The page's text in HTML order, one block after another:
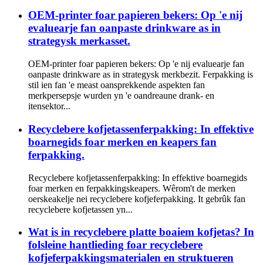
OEM-printer foar papieren bekers: Op 'e nij
evaluearje fan oanpaste drinkware as in
strategysk merkasset.
OEM-printer foar papieren bekers: Op 'e nij evaluearje fan
oanpaste drinkware as in strategysk merkbezit. Ferpakking is
stil ien fan 'e meast oansprekkende aspekten fan
merkpersepsje wurden yn 'e oandreaune drank- en
itensektor...
Recyclebere kofjetassenferpakking: In effektive
boarnegids foar merken en keapers fan
ferpakking.
Recyclebere kofjetassenferpakking: In effektive boarnegids
foar merken en ferpakkingskeapers. Wêrom't de merken
oerskeakelje nei recyclebere kofjeferpakking. It gebrûk fan
recyclebere kofjetassen yn...
Wat is in recyclebere platte boaiem kofjetas? In
folsleine hantlieding foar recyclebere
kofjeferpakkingsmaterialen en struktueren